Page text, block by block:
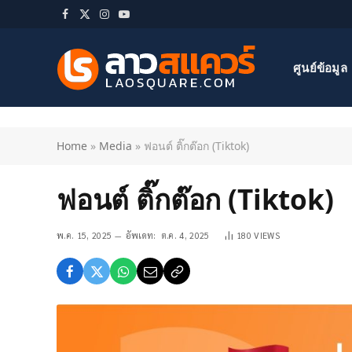
Facebook
X
Instagram
YouTube
ศูนย์ข้อมูล
Home » Media » ฟอนต์ ติ๊กต๊อก (Tiktok)
ฟอนต์ ติ๊กต๊อก (Tiktok)
พ.ค. 15, 2025 อัพเดท: ต.ค. 4, 2025 180VIEWS